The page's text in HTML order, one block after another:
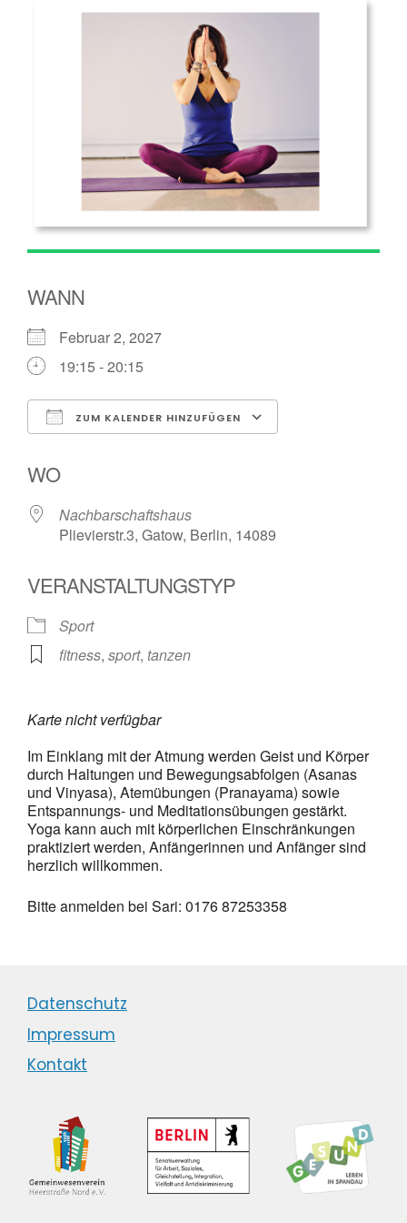
WANN
Februar 2, 2027
19:15 - 20:15
ZUM KALENDER HINZUFÜGEN
WO
Nachbarschaftshaus
Plievierstr.3, Gatow, Berlin, 14089
VERANSTALTUNGSTYP
Sport
fitness, sport, tanzen
Karte nicht verfügbar
Im Einklang mit der Atmung werden Geist und Körper
durch Haltungen und Bewegungsabfolgen (Asanas
und Vinyasa), Atemübungen (Pranayama) sowie
Entspannungs- und Meditationsübungen gestärkt.
Yoga kann auch mit körperlichen Einschränkungen
praktiziert werden, Anfängerinnen und Anfänger sind
herzlich willkommen.
Bitte anmelden bei Sari: 0176 87253358
Datenschutz
Impressum
Kontakt